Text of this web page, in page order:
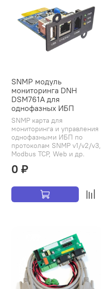
SNMP модуль
мониторинга DNH
DSM761A для
однофазных ИБП
SNMP карта для
мониторинга и управления
однофазными ИБП по
протоколам SNMP v1/v2/v3,
Modbus TCP, Web и др.
0 ₽